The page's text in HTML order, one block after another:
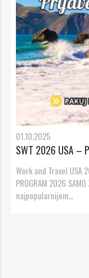
01.10.2025
SWT 2026 USA –
Work and Travel USA
PROGRAM 2026
najpopularnijem...